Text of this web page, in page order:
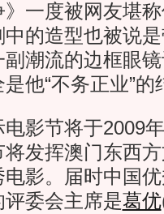
一度被网友堪
的造型也被说
潮流的边框眼
他“不务正业”的
节将于2009年
发挥澳门东西
影。届时中国
委会主席是葛优